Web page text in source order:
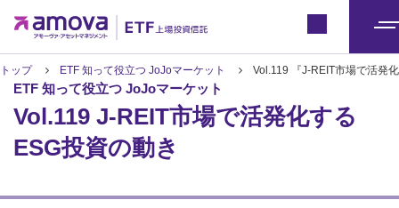
ETFトップ
ニ
トップ ETF 知って役立つ JoJoマーケット Vol.119 『J-REIT市場で活発
ETF 知って役立つ JoJoマーケット
Vol.119 J-REIT市場で活発化する
ESG投資の動き